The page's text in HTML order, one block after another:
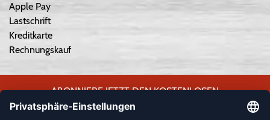
Apple Pay
Lastschrift
Kreditkarte
Rechnungskauf
ABONNIERE JETZT DEN KOSTENLOSEN
WEPLAYVOLLEYBALL-NEWSLETTER UND VERPASSE KEINE